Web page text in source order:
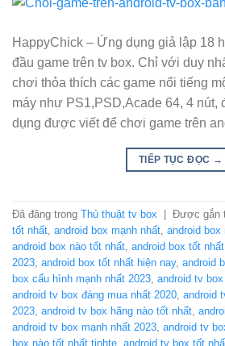
HappyChick – Ứng dụng giả lập 18
đầu game trên tv box. Chỉ với duy
chơi thỏa thích các game nổi tiếng
máy như PS1,PSD,Acade 64, 4 nút,
dụng được viết để chơi game trên
TIẾP TỤC ĐỌC →
Đã đăng trong Thủ thuật tv box Được gắn
tốt nhất android box mạnh nhất android box
android box nào tốt nhất android box tốt nhất
2023 android box tốt nhất hiện nay, android
box cấu hình mạnh nhất 2023 android tv
android tv box đáng mua nhất 2020 android
2023 android tv box hãng nào tốt nhất
android tv box mạnh nhất 2023 android tv
box nào tốt nhất tinhte android tv box tốt